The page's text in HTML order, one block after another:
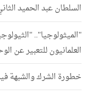
السلطان عبد الحميد
"الميثولوجيا"..
العلمانيون للتعبير عن
خطورة الشرك والشبهة